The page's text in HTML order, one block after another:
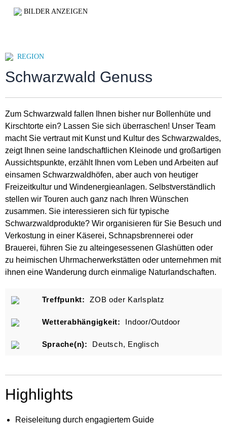
BILDER ANZEIGEN
REGION
Schwarzwald Genuss
Zum Schwarzwald fallen Ihnen bisher nur Bollenhüte und
Kirschtorte ein? Lassen Sie sich überraschen! Unser Team
macht Sie vertraut mit Kunst und Kultur des Schwarzwaldes,
zeigt Ihnen seine landschaftlichen Kleinode und großartigen
Aussichtspunkte, erzählt Ihnen vom Leben und Arbeiten auf
einsamen Schwarzwaldhöfen, aber auch von heutiger
Freizeitkultur und Windenergieanlagen. Selbstverständlich
stellen wir Touren auch ganz nach Ihren Wünschen
zusammen. Sie interessieren sich für typische
Schwarzwaldprodukte? Wir organisieren für Sie Besuch und
Verkostung in einer Käserei, Schnapsbrennerei oder
Brauerei, führen Sie zu alteingesessenen Glashütten oder
zu heimischen Uhrmacherwerkstätten oder unternehmen mit
ihnen eine Wanderung durch einmalige Naturlandschaften.
Treffpunkt: ZOB oder Karlsplatz
Wetterabhängigkeit: Indoor/Outdoor
Sprache(n): Deutsch, Englisch
Highlights
Reiseleitung durch engagiertem Guide